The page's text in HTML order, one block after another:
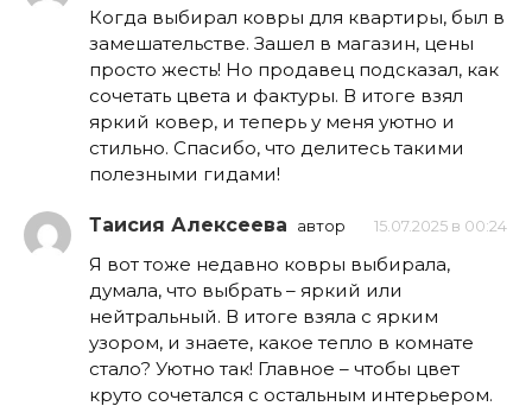
Когда выбирал ковры для квартиры, был в
замешательстве. Зашел в магазин, цены
просто жесть! Но продавец подсказал, как
сочетать цвета и фактуры. В итоге взял
яркий ковер, и теперь у меня уютно и
стильно. Спасибо, что делитесь такими
полезными гидами!
Таисия Алексеева автор 15.07.2025 в 00:24
Я вот тоже недавно ковры выбирала,
думала, что выбрать – яркий или
нейтральный. В итоге взяла с ярким
узором, и знаете, какое тепло в комнате
стало? Уютно так! Главное – чтобы цвет
круто сочетался с остальным интерьером.